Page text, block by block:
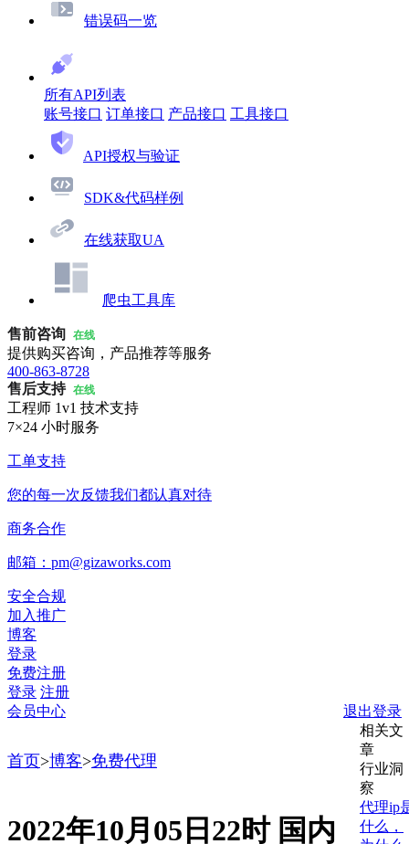
错误码一览
所有API列表
账号接口 订单接口 产品接口 工具接口
API授权与验证
SDK&代码样例
在线获取UA
爬虫工具库
售前咨询 在线
提供购买咨询，产品推荐等服务
400-863-8728
售后支持 在线
工程师 1v1 技术支持
7×24 小时服务
工单支持
您的每一次反馈我们都认真对待
商务合作
邮箱：pm@gizaworks.com
安全合规
加入推广
博客
登录
免费注册
登录 注册
会员中心
退出登录
首页>博客>免费代理
2022年10月05日22时 国内
相关文
章
行业洞
察
代理ip
什么，